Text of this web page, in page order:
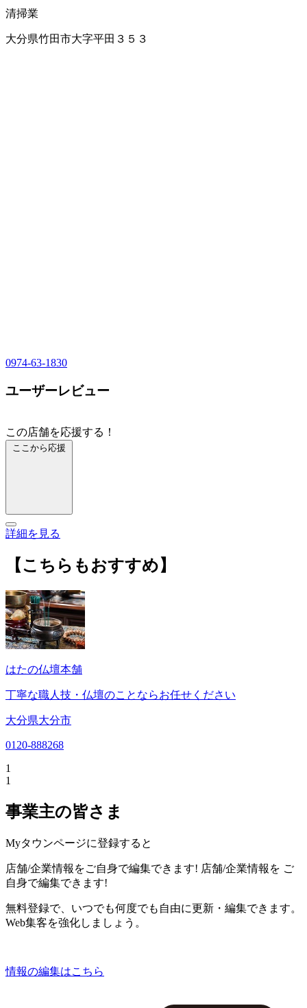
清掃業
大分県竹田市大字平田３５３
0974-63-1830
ユーザーレビュー
この店舗を応援する！
ここから応援
詳細を見る
【こちらもおすすめ】
はたの仏壇本舗
丁寧な職人技・仏壇のことならお任せください
大分県大分市
0120-888268
1
1
事業主の皆さま
Myタウンページに登録すると
店舗/企業情報をご自身で編集できます! 店舗/企業情報を ご
自身で編集できます!
無料登録で、いつでも何度でも自由に更新・編集できます。
Web集客を強化しましょう。
情報の編集はこちら